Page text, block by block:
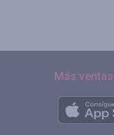
Más ventas